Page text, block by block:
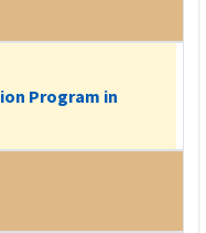
Program in